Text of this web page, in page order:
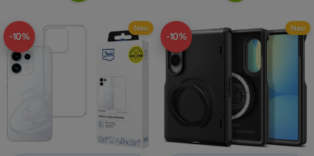
-10%
Neu
-10%
Neu